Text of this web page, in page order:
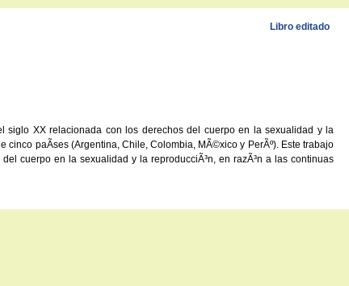
Libro editado
siglo XX relacionada con los derechos del cuerpo en la sexualidad y la
paÃ­ses (Argentina, Chile, Colombia, MÃ©xico y PerÃº). Este trabajo
cuerpo en la sexualidad y la reproducciÃ³n, en razÃ³n a las continuas